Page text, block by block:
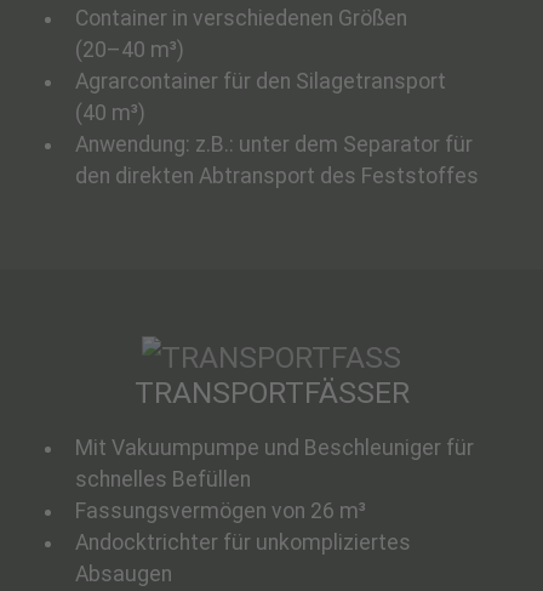
Container in verschiedenen Größen
(20–40 m³)
Agrarcontainer für den Silagetransport
(40 m³)
Anwendung: z.B.: unter dem Separator für
den direkten Abtransport des Feststoffes
TRANSPORTFÄSSER
Mit Vakuumpumpe und Beschleuniger für
schnelles Befüllen
Fassungsvermögen von 26 m³
Andocktrichter für unkompliziertes
Absaugen